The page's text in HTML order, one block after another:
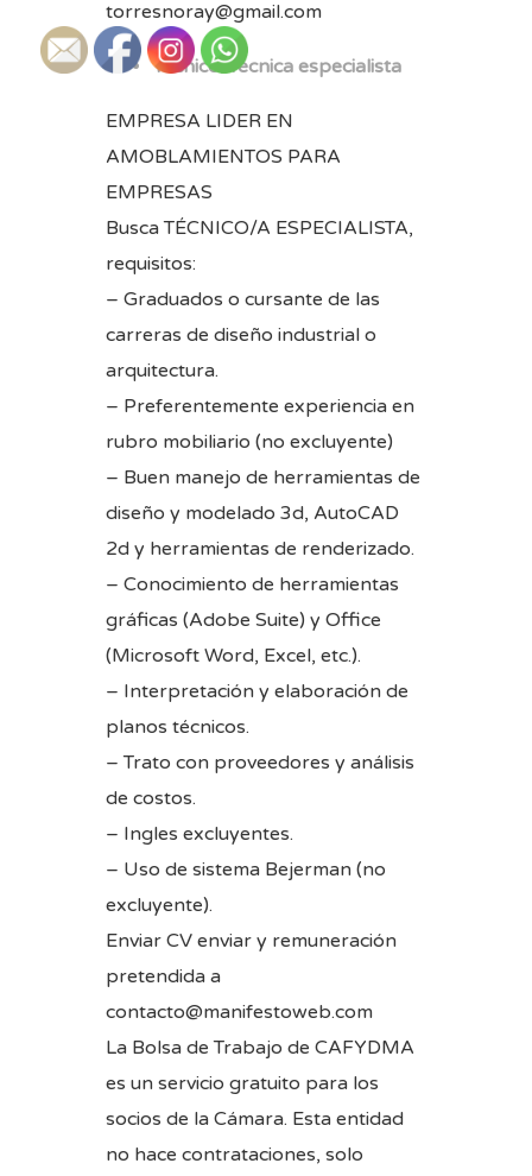
torresnoray@gmail.com
Técnico/Técnica especialista
EMPRESA LIDER EN
AMOBLAMIENTOS PARA
EMPRESAS
Busca TÉCNICO/A ESPECIALISTA,
requisitos:
– Graduados o cursante de las
carreras de diseño industrial o
arquitectura.
– Preferentemente experiencia en
rubro mobiliario (no excluyente)
– Buen manejo de herramientas de
diseño y modelado 3d, AutoCAD
2d y herramientas de renderizado.
– Conocimiento de herramientas
gráficas (Adobe Suite) y Office
(Microsoft Word, Excel, etc.).
– Interpretación y elaboración de
planos técnicos.
– Trato con proveedores y análisis
de costos.
– Ingles excluyentes.
– Uso de sistema Bejerman (no
excluyente).
Enviar CV enviar y remuneración
pretendida a
contacto@manifestoweb.com
La Bolsa de Trabajo de CAFYDMA
es un servicio gratuito para los
socios de la Cámara. Esta entidad
no hace contrataciones, solo